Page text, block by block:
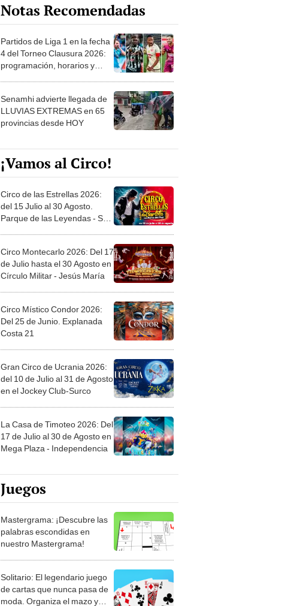
Notas Recomendadas
Partidos de Liga 1 en la fecha
4 del Torneo Clausura 2026:
programación, horarios y
Senamhi advierte llegada de
LLUVIAS EXTREMAS en 65
provincias desde HOY
¡Vamos al Circo!
Circo de las Estrellas 2026:
del 15 Julio al 30 Agosto.
Parque de las Leyendas - San
Circo Montecarlo 2026: Del 17
de Julio hasta el 30 Agosto en
Círculo Militar - Jesús María
Circo Místico Condor 2026:
Del 25 de Junio. Explanada
Costa 21
Gran Circo de Ucrania 2026:
del 10 de Julio al 31 de Agosto
en el Jockey Club-Surco
La Casa de Timoteo 2026: Del
17 de Julio al 30 de Agosto en
Mega Plaza - Independencia
Juegos
Mastergrama: ¡Descubre las
palabras escondidas en
nuestro Mastergrama!
Solitario: El legendario juego
de cartas que nunca pasa de
moda. Organiza el mazo y